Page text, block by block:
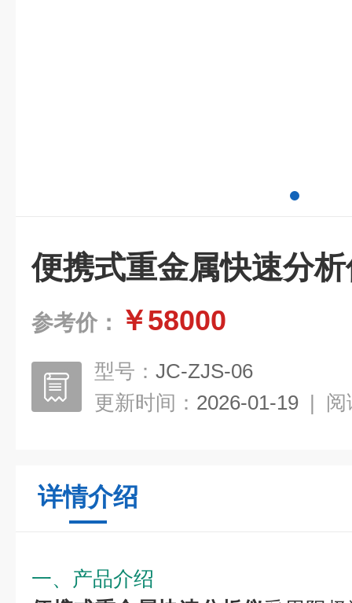
便携式重金属快速分
参考价： ￥58000
型号： JC-ZJS-06
更新时间： 2026-01-19 | 阅
详情介绍
一、产品介绍